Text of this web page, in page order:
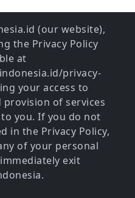
(our website),
the Privacy Policy
at
privacy-
your access to
provision of services
you. If you do not
in the Privacy Policy,
of your personal
exit